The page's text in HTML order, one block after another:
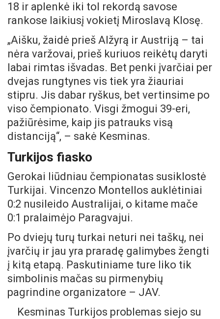
18 ir aplenkė iki tol rekordą savose
rankose laikiusį vokietį Miroslavą Klosę.
„Aišku, žaidė prieš Alžyrą ir Austriją – tai
nėra varžovai, prieš kuriuos reikėtų daryti
labai rimtas išvadas. Bet penki įvarčiai per
dvejas rungtynes vis tiek yra žiauriai
stipru. Jis dabar ryškus, bet vertinsime po
viso čempionato. Visgi žmogui 39-eri,
pažiūrėsime, kaip jis patrauks visą
distanciją“, – sakė Kesminas.
Turkijos fiasko
Gerokai liūdniau čempionatas susiklostė
Turkijai. Vincenzo Montellos auklėtiniai
0:2 nusileido Australijai, o kitame mače
0:1 pralaimėjo Paragvajui.
Po dviejų turų turkai neturi nei taškų, nei
įvarčių ir jau yra praradę galimybes žengti
į kitą etapą. Paskutiniame ture liko tik
simbolinis mačas su pirmenybių
pagrindine organizatore – JAV.
Kesminas Turkijos problemas siejo su